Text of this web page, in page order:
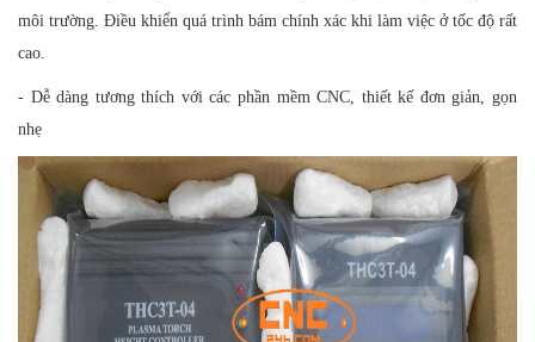
môi trường. Điều khiển quá trình bám chính xác khi làm việc ở tốc độ rất
cao.
- Dễ dàng tương thích với các phần mềm CNC, thiết kế đơn giản, gọn
nhẹ